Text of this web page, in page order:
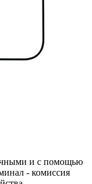
и с помощью
- комиссия